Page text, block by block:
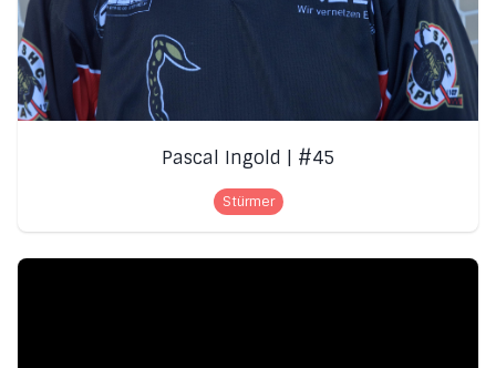
Pascal Ingold | #45
Stürmer